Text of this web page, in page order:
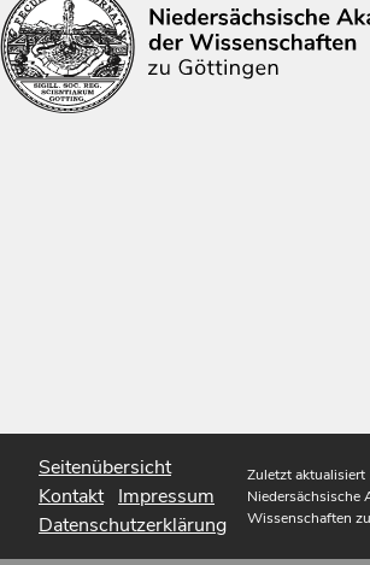
Seitenübersicht
Kontakt Impressum
Datenschutzerklärung
Zuletzt
Niedersächsische
Wissenschaften